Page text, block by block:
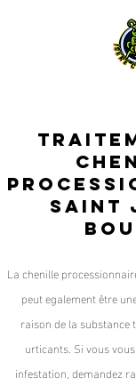
Saint
La chenille
peut egalement être
raison de la substance
urticants. Si vous
infestation, demandez